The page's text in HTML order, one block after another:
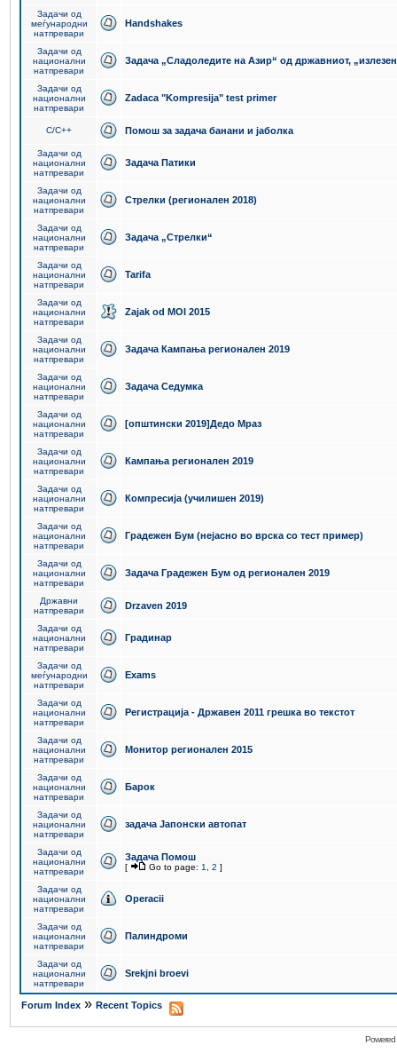
Задачи од
меѓународни
натпревари
Handshakes
Задачи од
национални
натпревари
Задача „Сладоледите на Азир“ од државниот,
Задачи од
национални
натпревари
Zadaca "Kompresija" test primer
C/C++ Помош за задача банани и јаболка
Задачи од
национални
натпревари
Задача Патики
Задачи од
национални
натпревари
Стрелки (регионален 2018)
Задачи од
национални
натпревари
Задача „Стрелки“
Задачи од
национални
натпревари
Tarifa
Задачи од
национални
натпревари
Zajak od MOI 2015
Задачи од
национални
натпревари
Задача Кампања регионален 2019
Задачи од
национални
натпревари
Задача Седумка
Задачи од
национални
натпревари
[општински 2019]Дедо Мраз
Задачи од
национални
натпревари
Кампања регионален 2019
Задачи од
национални
натпревари
Компресија (училишен 2019)
Задачи од
национални
натпревари
Градежен Бум (нејасно во врска со тест пример)
Задачи од
национални
натпревари
Задача Градежен Бум од регионален 2019
Државни
натпревари
Drzaven 2019
Задачи од
национални
натпревари
Градинар
Задачи од
меѓународни
натпревари
Exams
Задачи од
национални
натпревари
Регистрација - Државен 2011 грешка во текстот
Задачи од
национални
натпревари
Монитор регионален 2015
Задачи од
национални
натпревари
Барок
Задачи од
национални
натпревари
задача Јапонски автопат
Задачи од
национални
натпревари
Задача Помош
[ Go to page: 1 2 ]
Задачи од
национални
натпревари
Operacii
Задачи од
национални
натпревари
Палиндроми
Задачи од
национални
натпревари
Srekjni broevi
Forum Index » Recent Topics